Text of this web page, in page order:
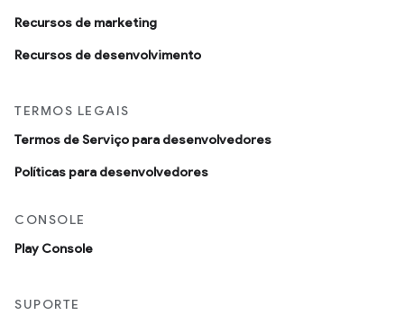
Recursos de marketing
Recursos de desenvolvimento
TERMOS LEGAIS
Termos de Serviço para desenvolvedores
Políticas para desenvolvedores
CONSOLE
Play Console
SUPORTE